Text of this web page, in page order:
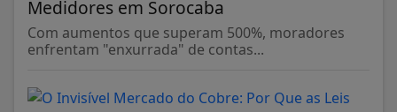
Medidores em Sorocaba
Com aumentos que superam 500%, moradores
enfrentam "enxurrada" de contas...